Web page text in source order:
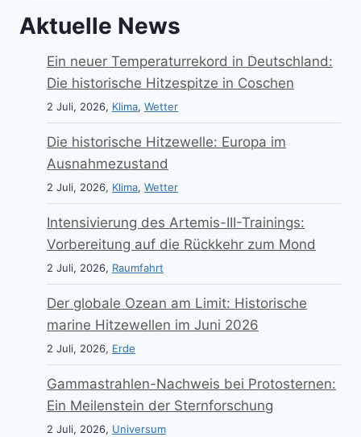
Aktuelle News
Ein neuer Temperaturrekord in Deutschland:
Die historische Hitzespitze in Coschen
2 Juli, 2026, Klima, Wetter
Die historische Hitzewelle: Europa im
Ausnahmezustand
2 Juli, 2026, Klima, Wetter
Intensivierung des Artemis-III-Trainings:
Vorbereitung auf die Rückkehr zum Mond
2 Juli, 2026, Raumfahrt
Der globale Ozean am Limit: Historische
marine Hitzewellen im Juni 2026
2 Juli, 2026, Erde
Gammastrahlen-Nachweis bei Protosternen:
Ein Meilenstein der Sternforschung
2 Juli, 2026, Universum